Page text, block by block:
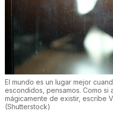
El mundo es un lugar mejor
escondidos, pensamos. Como si
mágicamente de existir, escribe
(Shutterstock)